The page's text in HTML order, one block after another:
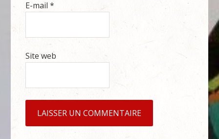
E-mail*
Site web